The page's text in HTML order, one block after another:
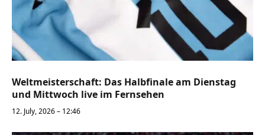
Weltmeisterschaft: Das Halbfinale am Dienstag
und Mittwoch live im Fernsehen
12. July, 2026 – 12:46